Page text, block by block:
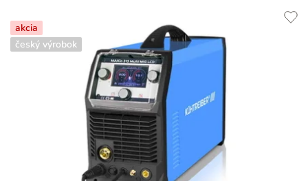
akcia
český výrobok